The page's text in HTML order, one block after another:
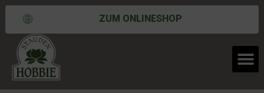
ZUM ONLINESHOP